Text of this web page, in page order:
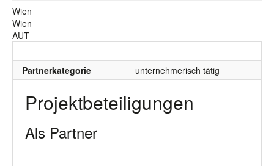
Wien
Wien
AUT
Partnerkategorie unternehmerisch tätig
Projektbeteiligungen
Als Partner